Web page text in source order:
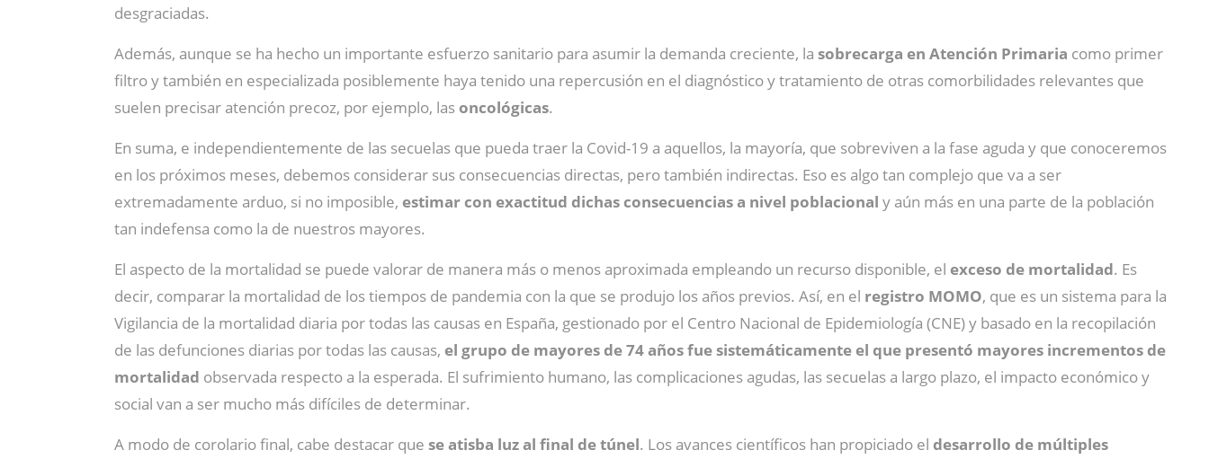
desgraciadas.
Además, aunque se ha hecho un importante esfuerzo sanitario para asumir la demanda creciente, la sobrecarga en Atención Primaria como primer
filtro y también en especializada posiblemente haya tenido una repercusión en el diagnóstico y tratamiento de otras comorbilidades relevantes que
suelen precisar atención precoz, por ejemplo, lasoncológicas.
En suma, e independientemente de las secuelas que pueda traer la Covid-19 a aquellos, la mayoría, que sobreviven a la fase aguda y que conoceremos
en los próximos meses, debemos considerar sus consecuencias directas, pero también indirectas. Eso es algo tan complejo que va a ser
extremadamente arduo, si no imposible, estimar con exactitud dichas consecuencias a nivel poblacional y aún más en una parte de la población
tan indefensa como la de nuestros mayores.
El aspecto de la mortalidad se puede valorar de manera más o menos aproximada empleando un recurso disponible, el exceso de mortalidad. Es
decir, comparar la mortalidad de los tiempos de pandemia con la que se produjo los años previos. Así, en el registro MOMO, que es un sistema para la
Vigilancia de la mortalidad diaria por todas las causas en España, gestionado por el Centro Nacional de Epidemiología (CNE) y basado en la recopilación
de las defunciones diarias por todas las causas, el grupo de mayores de 74 años fue sistemáticamente el que presentó mayores incrementos de
mortalidad observada respecto a la esperada. El sufrimiento humano, las complicaciones agudas, las secuelas a largo plazo, el impacto económico y
social van a ser mucho más difíciles de determinar.
A modo de corolario final, cabe destacar que se atisba luz al final de túnel. Los avances científicos han propiciado el desarrollo de múltiples